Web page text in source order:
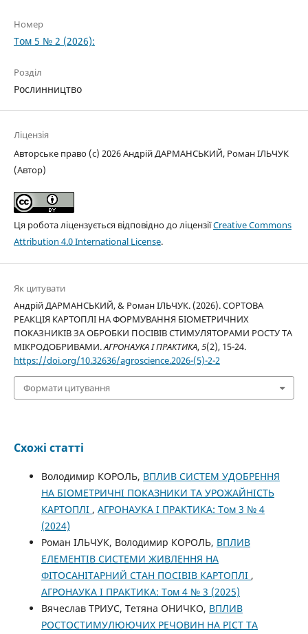
Номер
Том 5 № 2 (2026):
Розділ
Рослинництво
Ліцензія
Авторське право (c) 2026 Андрій ДАРМАНСЬКИЙ, Роман ІЛЬЧУК
(Автор)
Ця робота ліцензується відповідно до ліцензіїCreative Commons
Attribution 4.0 International License.
Як цитувати
Андрій ДАРМАНСЬКИЙ, & Роман ІЛЬЧУК. (2026). СОРТОВА
РЕАКЦІЯ КАРТОПЛІ НА ФОРМУВАННЯ БІОМЕТРИЧНИХ
ПОКАЗНИКІВ ЗА ОБРОБКИ ПОСІВІВ СТИМУЛЯТОРАМИ РОСТУ ТА
МІКРОДОБРИВАМИ.АГРОНАУКА І ПРАКТИКА,5(2), 15-24.
https://doi.org/10.32636/agroscience.2026-(5)-2-2
Формати цитування
Схожі статті
Володимир КОРОЛЬ, ВПЛИВ СИСТЕМ УДОБРЕННЯ
НА БІОМЕТРИЧНІ ПОКАЗНИКИ ТА УРОЖАЙНІСТЬ
КАРТОПЛІ , АГРОНАУКА І ПРАКТИКА: Том 3 № 4
(2024)
Роман ІЛЬЧУК, Володимир КОРОЛЬ, ВПЛИВ
ЕЛЕМЕНТІВ СИСТЕМИ ЖИВЛЕННЯ НА
ФІТОСАНІТАРНИЙ СТАН ПОСІВІВ КАРТОПЛІ ,
АГРОНАУКА І ПРАКТИКА: Том 4 № 3 (2025)
Вячеслав ТРИУС, Тетяна ОНИЧКО, ВПЛИВ
РОСТОСТИМУЛЮЮЧИХ РЕЧОВИН НА РІСТ ТА